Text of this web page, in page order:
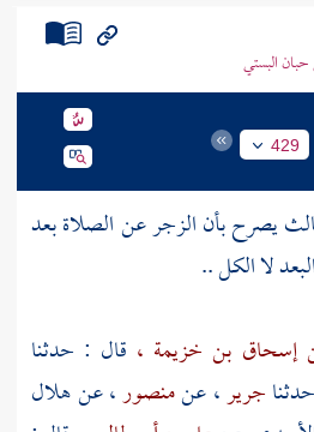
البستي
429
يصرح بأن الزجر عن الصلاة بعد
لا الكل ..
إسحاق بن خزيمة ، قال : حدثنا
جرير، عنمنصور، عنهلال